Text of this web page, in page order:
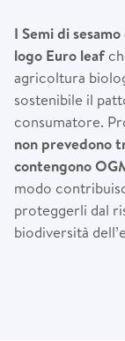
I Semi di
logo Euro leaf
agricoltura
sostenibile il
consumatore.
non prevedono
contengono
modo
proteggerli dal
biodiversità